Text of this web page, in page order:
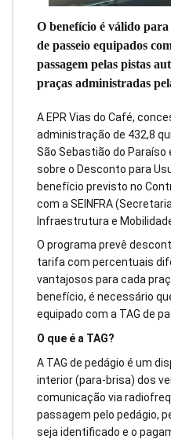
O benefício é válido
de passeio equipados
passagem pelas pistas
praças administradas
A EPR Vias do Café,
administração de 432,8
São Sebastião do
sobre o Desconto para
benefício previsto no
com a SEINFRA
Infraestrutura e
O programa prevê
tarifa com percentuais
vantajosos para cada
benefício, é necessário
equipado com a TAG de
O que é a TAG?
A TAG de pedágio é um
interior (para-brisa) dos
comunicação via
passagem pelo pedágio,
seja identificado e o